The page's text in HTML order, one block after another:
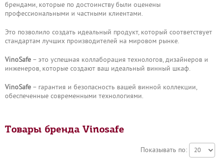
брендами, которые по достоинству были оценены
профессиональными и частными клиентами.
Это позволило создать идеальный продукт, который соответствует
стандартам лучших производителей на мировом рынке.
VinoSafe – это успешная коллаборация технологов, дизайнеров и
инженеров, которые создают ваш идеальный винный шкаф.
VinoSafe – гарантия и безопасность вашей винной коллекции,
обеспеченные современными технологиями.
Товары бренда Vinosafe
Показывать по: